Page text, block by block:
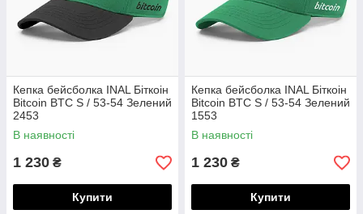
Кепка бейсболка INAL Біткоін
Bitcoin BTC S / 53-54 Зелений
2453
В наявності
1 230 ₴
Купити
Кепка бейсболка INAL Біткоін
Bitcoin BTC S / 53-54 Зелений
1553
В наявності
1 230 ₴
Купити